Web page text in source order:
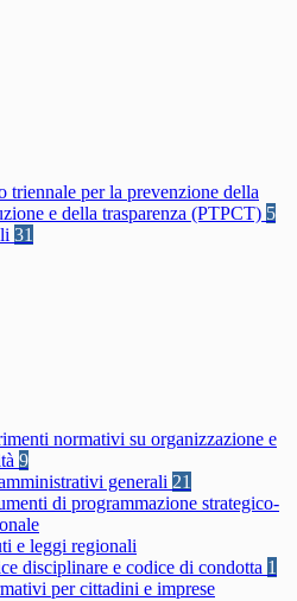
triennale per la prevenzione della
e della trasparenza (PTPCT) 5
31
normativi su organizzazione e
9
generali 21
di programmazione strategico-
e leggi regionali
disciplinare e codice di condotta 1
per cittadini e imprese